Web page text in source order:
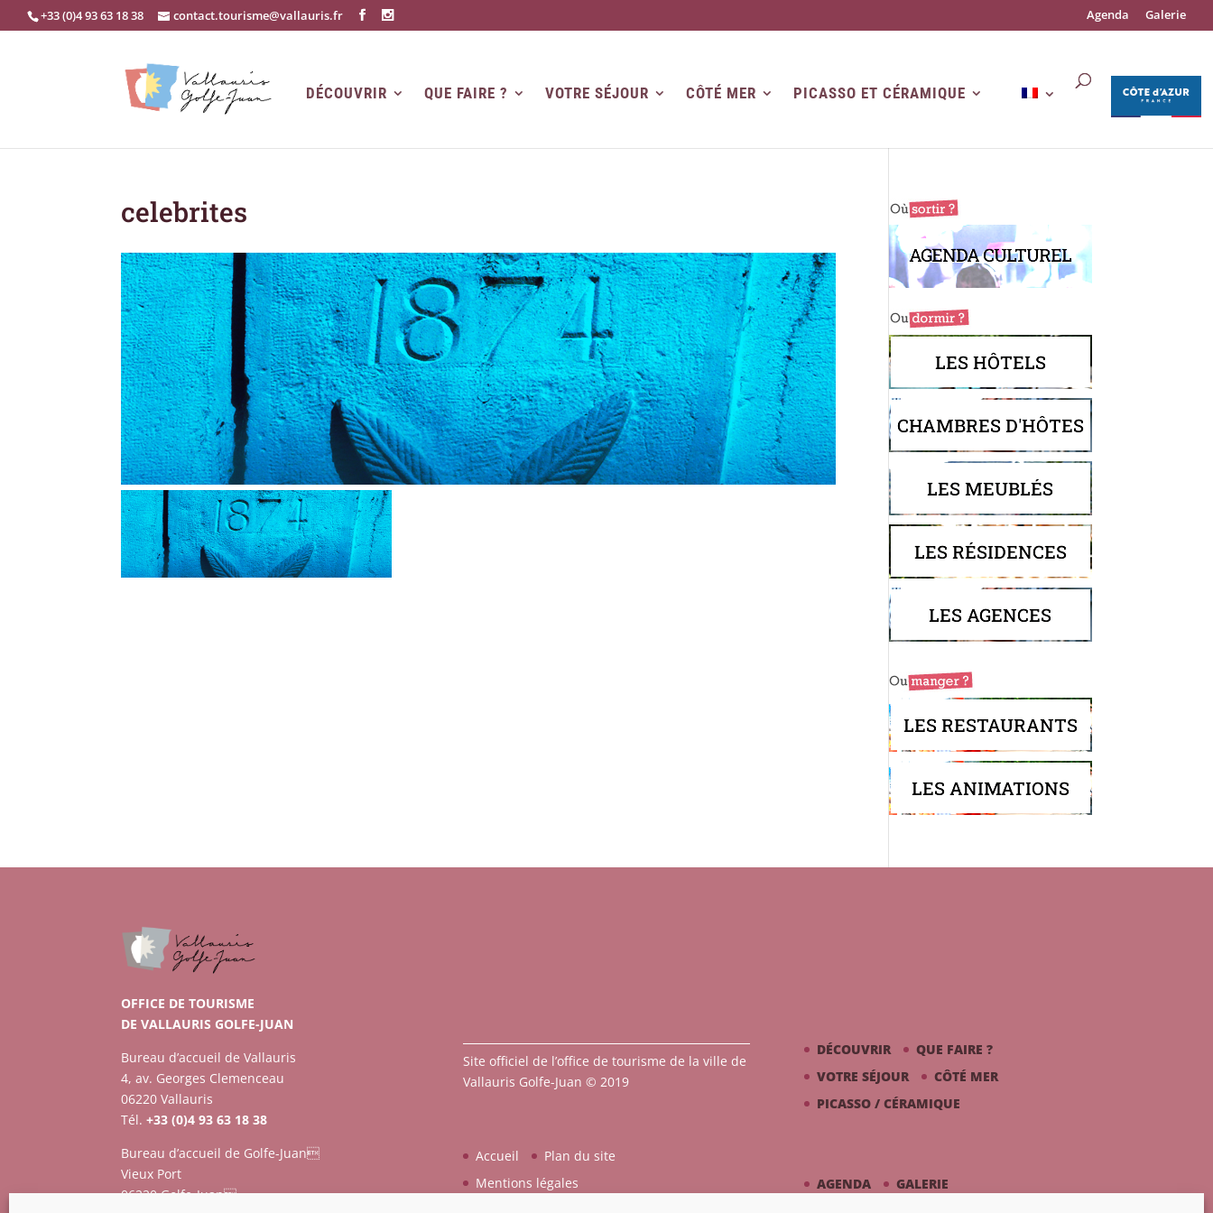
+33 (0)4 93 63 18 38 contact.tourisme@vallauris.fr Agenda Galerie
DÉCOUVRIR QUE FAIRE ? VOTRE SÉJOUR CÔTÉ MER PICASSO ET CÉRAMIQUE
celebrites
AGENDA CULTUREL
LES HÔTELS
CHAMBRES D'HÔTES
LES MEUBLÉS
LES RÉSIDENCES
LES AGENCES
LES RESTAURANTS
LES ANIMATIONS
OFFICE DE TOURISME
DE VALLAURIS GOLFE-JUAN
Bureau d’accueil de Vallauris
4, av. Georges Clemenceau
06220 Vallauris
Tél.+33 (0)4 93 63 18 38
Bureau d’accueil de Golfe-Juan
Vieux Port
06220 Golfe-Juan
Site officiel de l’office de tourisme de la ville de
Vallauris Golfe-Juan © 2019
Accueil
Plan du site
Mentions légales
DÉCOUVRIR
QUE FAIRE ?
VOTRE SÉJOUR
CÔTÉ MER
PICASSO / CÉRAMIQUE
AGENDA GALERIE